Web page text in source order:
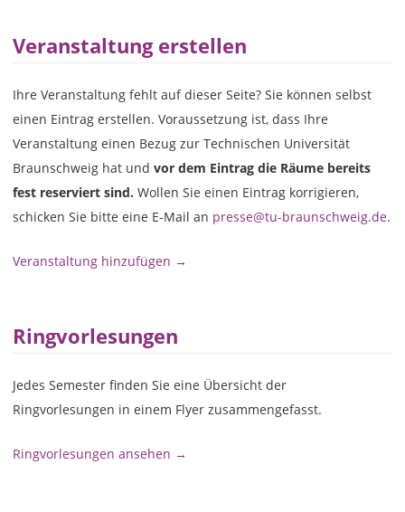
Veranstaltung erstellen
Ihre Veranstaltung fehlt auf dieser Seite? Sie können selbst
einen Eintrag erstellen. Voraussetzung ist, dass Ihre
Veranstaltung einen Bezug zur Technischen Universität
Braunschweig hat undvor dem Eintrag die Räume bereits
fest reserviert sind. Wollen Sie einen Eintrag korrigieren,
schicken Sie bitte eine E-Mail an presse@tu-braunschweig.de.
Veranstaltung hinzufügen →
Ringvorlesungen
Jedes Semester finden Sie eine Übersicht der
Ringvorlesungen in einem Flyer zusammengefasst.
Ringvorlesungen ansehen →